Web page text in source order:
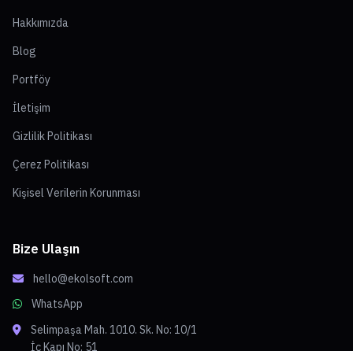
Hakkımızda
Blog
Portföy
İletişim
Gizlilik Politikası
Çerez Politikası
Kişisel Verilerin Korunması
Bize Ulaşın
hello@ekolsoft.com
WhatsApp
Selimpaşa Mah. 1010. Sk. No: 10/1
İç Kapı No: 51